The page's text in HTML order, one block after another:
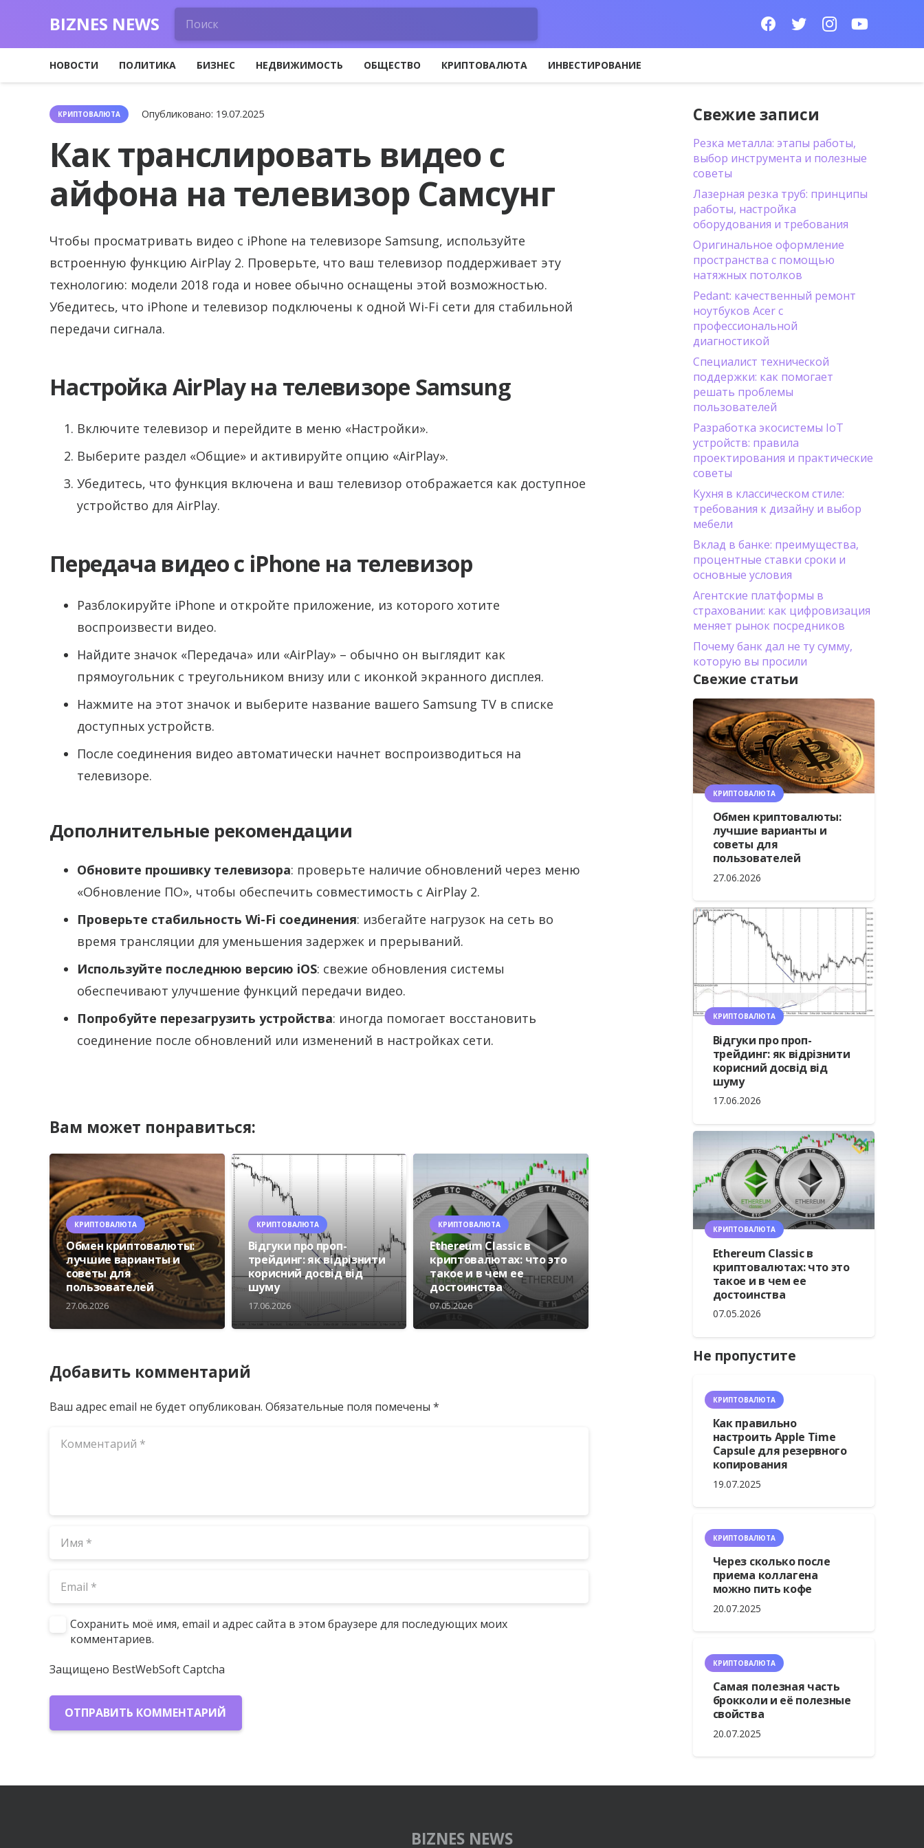
BIZNES NEWS
НОВОСТИ ПОЛИТИКА БИЗНЕС НЕДВИЖИМОСТЬ ОБЩЕСТВО КРИПТОВАЛЮТА ИНВЕСТИРОВАНИЕ
КРИПТОВАЛЮТА Опубликовано: 19.07.2025
Как транслировать видео с
айфона на телевизор Самсунг
Чтобы просматривать видео с iPhone на телевизоре Samsung, используйте
встроенную функцию AirPlay 2. Проверьте, что ваш телевизор поддерживает эту
технологию: модели 2018 года и новее обычно оснащены этой возможностью.
Убедитесь, что iPhone и телевизор подключены к одной Wi-Fi сети для стабильной
передачи сигнала.
Настройка AirPlay на телевизоре Samsung
Включите телевизор и перейдите в меню «Настройки».
Выберите раздел «Общие» и активируйте опцию «AirPlay».
Убедитесь, что функция включена и ваш телевизор отображается как доступное
устройство для AirPlay.
Передача видео с iPhone на телевизор
Разблокируйте iPhone и откройте приложение, из которого хотите
воспроизвести видео.
Найдите значок «Передача» или «AirPlay» – обычно он выглядит как
прямоугольник с треугольником внизу или с иконкой экранного дисплея.
Нажмите на этот значок и выберите название вашего Samsung TV в списке
доступных устройств.
После соединения видео автоматически начнет воспроизводиться на
телевизоре.
Дополнительные рекомендации
Обновите прошивку телевизора: проверьте наличие обновлений через меню
«Обновление ПО», чтобы обеспечить совместимость с AirPlay 2.
Проверьте стабильность Wi-Fi соединения: избегайте нагрузок на сеть во
время трансляции для уменьшения задержек и прерываний.
Используйте последнюю версию iOS: свежие обновления системы
обеспечивают улучшение функций передачи видео.
Попробуйте перезагрузить устройства: иногда помогает восстановить
соединение после обновлений или изменений в настройках сети.
Вам может понравиться:
КРИПТОВАЛЮТА
Обмен криптовалюты:
лучшие варианты и
советы для
пользователей
27.06.2026
КРИПТОВАЛЮТА
Відгуки про проп-
трейдинг: як відрізнити
корисний досвід від
шуму
17.06.2026
КРИПТОВАЛЮТА
Ethereum Classic в
криптовалютах: что это
такое и в чем ее
достоинства
07.05.2026
Добавить комментарий
Ваш адрес email не будет опубликован. Обязательные поля помечены *
Сохранить моё имя, email и адрес сайта в этом браузере для последующих моих
комментариев.
Защищено BestWebSoft Captcha
ОТПРАВИТЬ КОММЕНТАРИЙ
Свежие записи
Резка металла: этапы работы,
выбор инструмента и полезные
советы
Лазерная резка труб: принципы
работы, настройка
оборудования и требования
Оригинальное оформление
пространства с помощью
натяжных потолков
Pedant: качественный ремонт
ноутбуков Acer с
профессиональной
диагностикой
Специалист технической
поддержки: как помогает
решать проблемы
пользователей
Разработка экосистемы IoT
устройств: правила
проектирования и практические
советы
Кухня в классическом стиле:
требования к дизайну и выбор
мебели
Вклад в банке: преимущества,
процентные ставки сроки и
основные условия
Агентские платформы в
страховании: как цифровизация
меняет рынок посредников
Почему банк дал не ту сумму,
которую вы просили
Свежие статьи
КРИПТОВАЛЮТА
Обмен криптовалюты:
лучшие варианты и
советы для
пользователей
27.06.2026
КРИПТОВАЛЮТА
Відгуки про проп-
трейдинг: як відрізнити
корисний досвід від
шуму
17.06.2026
КРИПТОВАЛЮТА
Ethereum Classic в
криптовалютах: что это
такое и в чем ее
достоинства
07.05.2026
Не пропустите
КРИПТОВАЛЮТА
Как правильно
настроить Apple Time
Capsule для резервного
копирования
19.07.2025
КРИПТОВАЛЮТА
Через сколько после
приема коллагена
можно пить кофе
20.07.2025
КРИПТОВАЛЮТА
Самая полезная часть
брокколи и её полезные
свойства
20.07.2025
BIZNES NEWS